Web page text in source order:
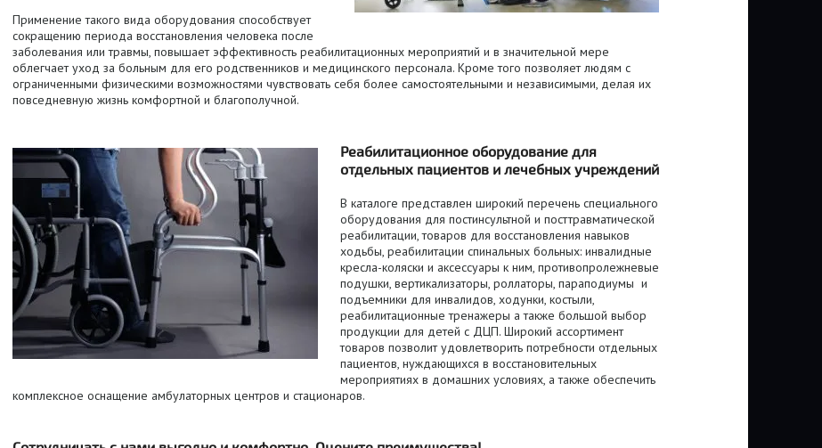
Применение такого вида оборудования способствует
сокращению периода восстановления человека после
заболевания или травмы, повышает эффективность реабилитационных мероприятий и в значительной мере
облегчает уход за больным для его родственников и медицинского персонала. Кроме того позволяет людям с
ограниченными физическими возможностями чувствовать себя более самостоятельными и независимыми, делая их
повседневную жизнь комфортной и благополучной.
Реабилитационное оборудование для
отдельных пациентов и лечебных учреждений
В каталоге представлен широкий перечень специального
оборудования для постинсультной и посттравматической
реабилитации, товаров для восстановления навыков
ходьбы, реабилитации спинальных больных: инвалидные
кресла-коляски и аксессуары к ним, противопролежневые
подушки, вертикализаторы, роллаторы, параподиумы и
подъемники для инвалидов, ходунки, костыли,
реабилитационные тренажеры а также большой выбор
продукции для детей с ДЦП. Широкий ассортимент
товаров позволит удовлетворить потребности отдельных
пациентов, нуждающихся в восстановительных
мероприятиях в домашних условиях, а также обеспечить
комплексное оснащение амбулаторных центров и стационаров.